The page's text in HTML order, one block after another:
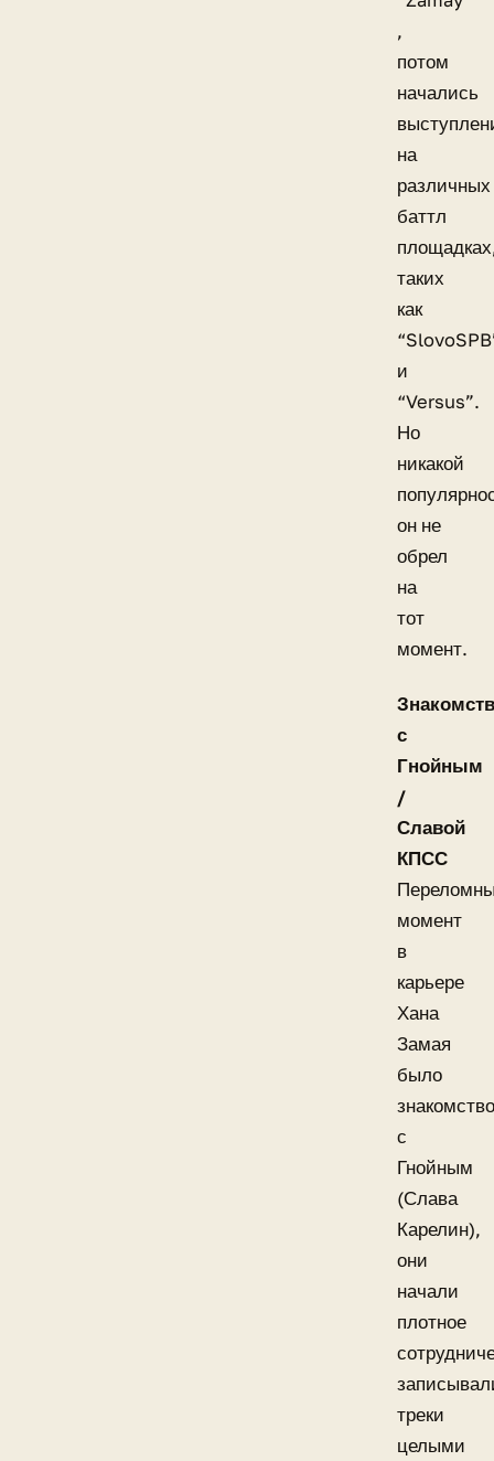
,
потом
начались
на
различных
баттл
таких
как
и
“Versus”.
Но
никакой
он не
обрел
на
тот
момент.
с
Гнойным
/
Славой
КПСС
момент
в
карьере
Хана
Замая
было
знакомство
с
Гнойным
(Слава
Карелин),
они
начали
плотное
треки
целыми